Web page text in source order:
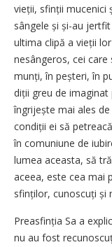
vieții, sfinții mucenici
sângele și și-au
ultima clipă a vieții
nesângeros, cei
munți, în peșteri, în
diții greu de
îngrijește mai ales
condiții ei să
în comuniune de
lumea aceasta, să
aceea, este cea mai
sfinților, cunoscuți și
Preasfinția Sa a
nu au fost